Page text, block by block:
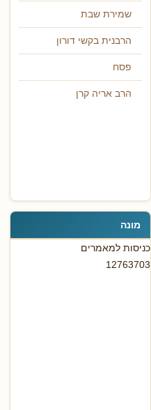
שמירת שבת
הרבנית בקשי דורון
פסח
הרב אריה קרן
מונה
כניסות למאמרים
12763703